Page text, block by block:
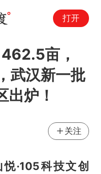
打开
亩，
武汉新一批
出炉！
关注
悦·105科技文创